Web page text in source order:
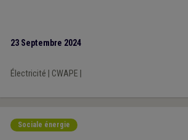
23 Septembre 2024
Électricité CWAPE
Sociale énergie